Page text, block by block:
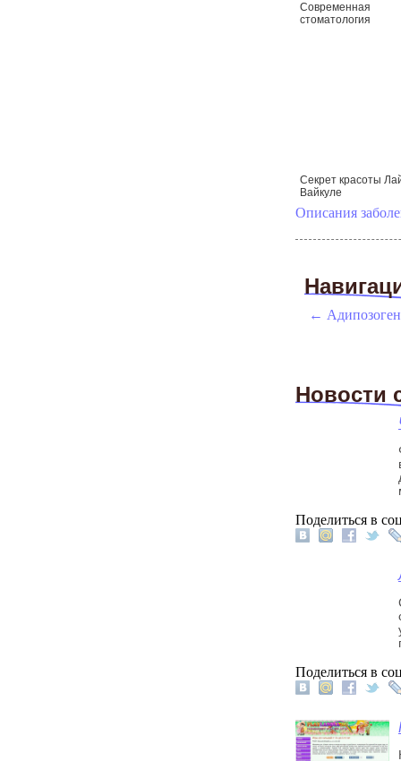
Современная
стоматология
Секрет красоты
Вайкуле
Описания
←
Новости
Поделиться в
Поделиться в